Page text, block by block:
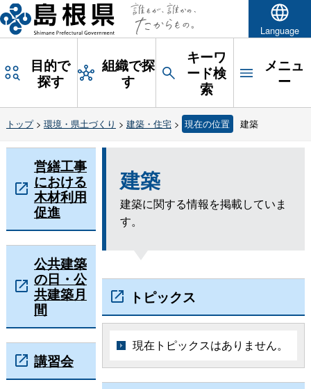
Language
目的で
探す
組織で探
す
キーワ
ード検
索
メニュ
ー
トップ> 環境・県土づくり > 建築・住宅> 現在の位置 建築
建築
建築に関する情報を掲載していま
す。
トピックス
現在トピックスはありません。
営繕工事
における
木材利用
促進
公共建築
の日・公
共建築月
間
講習会